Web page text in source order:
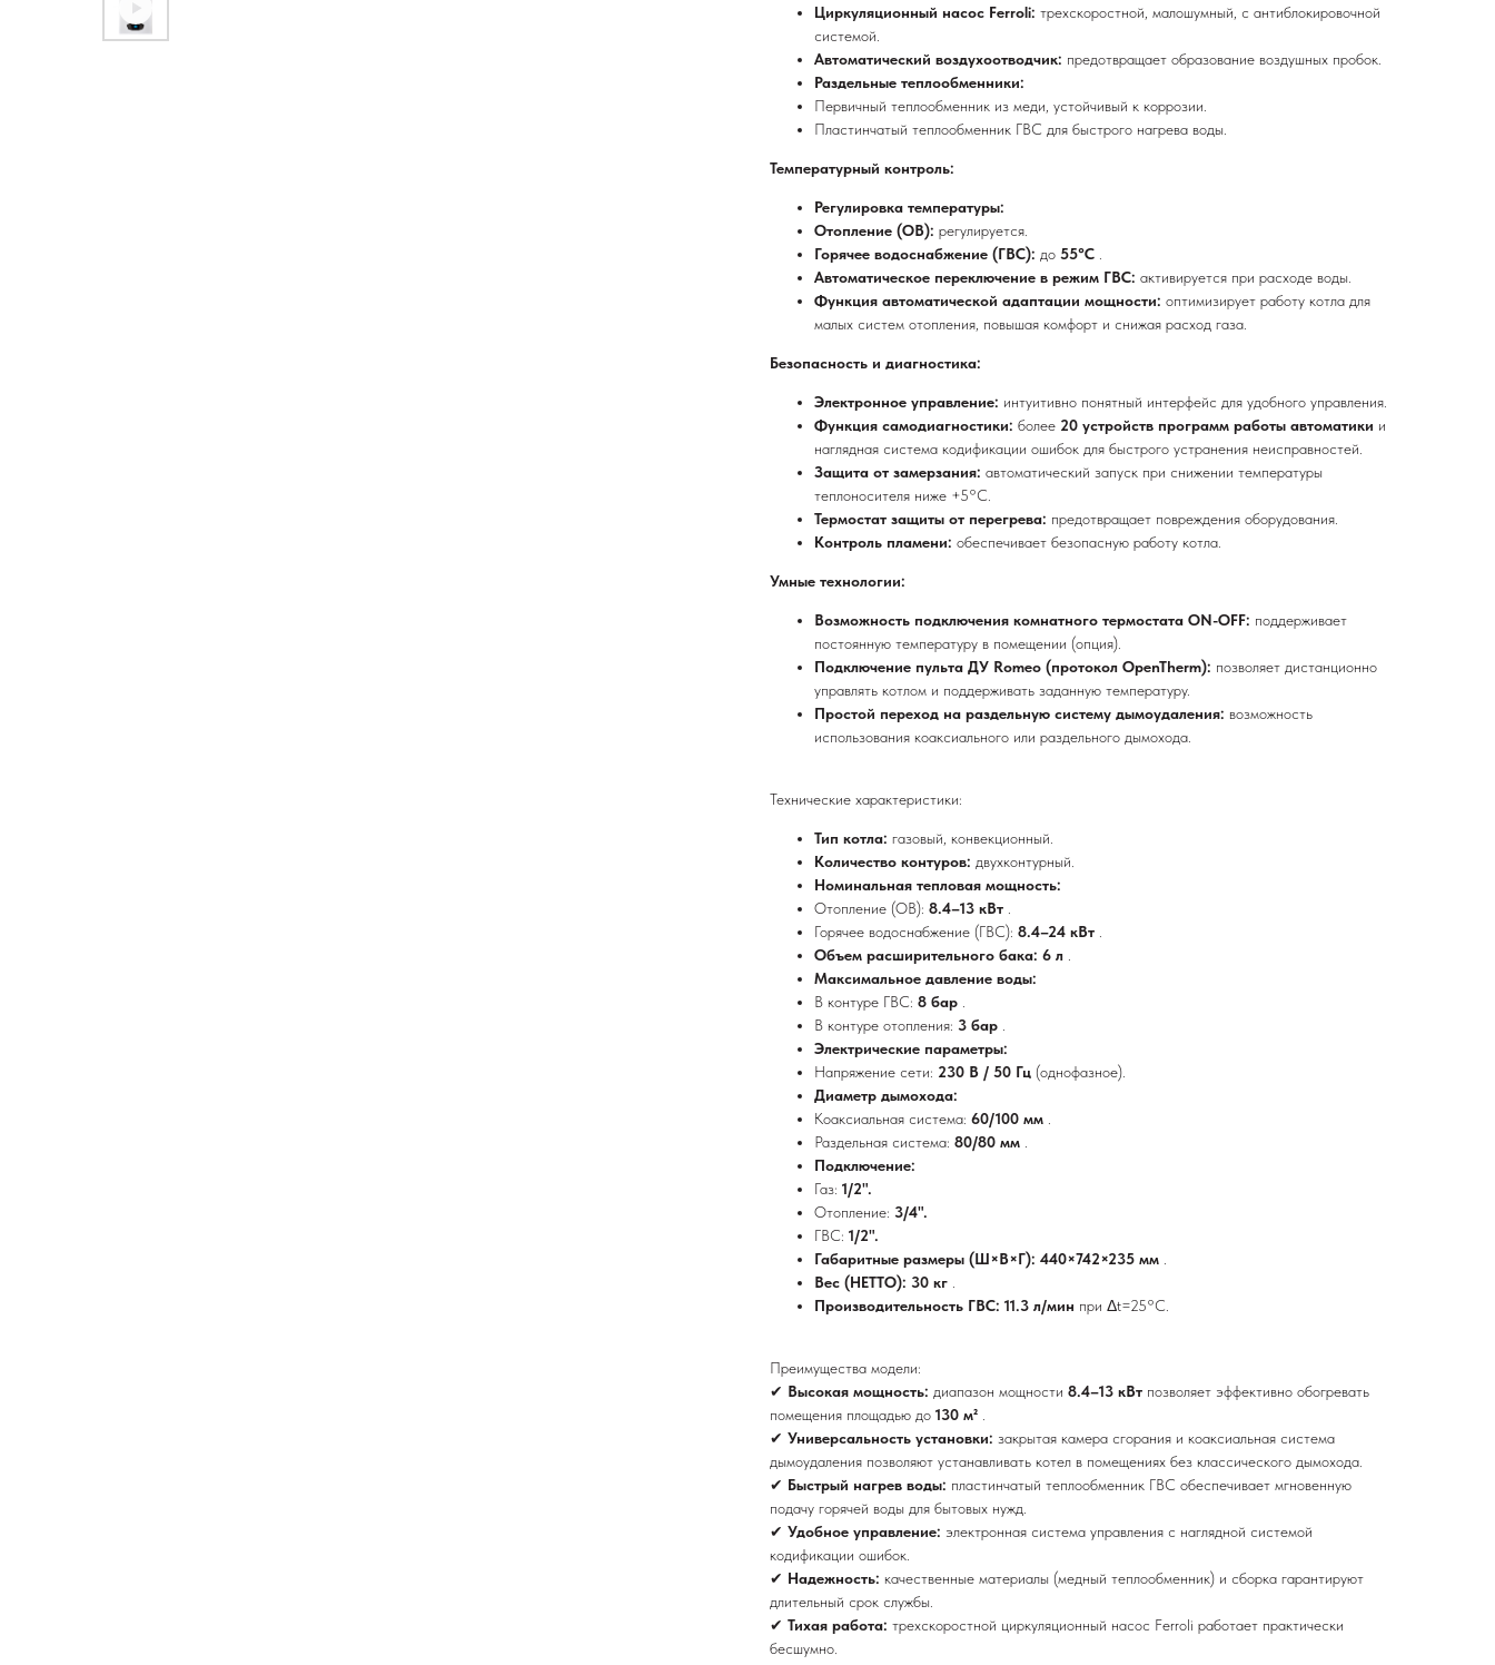
Циркуляционный насос Ferroli: трехскоростной, малошумный, с антиблокировочной
системой.
Автоматический воздухоотводчик: предотвращает образование воздушных пробок.
Раздельные теплообменники:
Первичный теплообменник из меди, устойчивый к коррозии.
Пластинчатый теплообменник ГВС для быстрого нагрева воды.
Температурный контроль:
Регулировка температуры:
Отопление (ОВ): регулируется.
Горячее водоснабжение (ГВС): до 55°C
Автоматическое переключение в режим ГВС: активируется при расходе воды.
Функция автоматической адаптации мощности: оптимизирует работу котла для
малых систем отопления, повышая комфорт и снижая расход газа.
Безопасность и диагностика:
Электронное управление: интуитивно понятный интерфейс для удобного управления.
Функция самодиагностики: более 20 устройств программ работы автоматики и
наглядная система кодификации ошибок для быстрого устранения неисправностей.
Защита от замерзания: автоматический запуск при снижении температуры
теплоносителя ниже +5°C.
Термостат защиты от перегрева: предотвращает повреждения оборудования.
Контроль пламени: обеспечивает безопасную работу котла.
Умные технологии:
Возможность подключения комнатного термостата ON-OFF: поддерживает
постоянную температуру в помещении (опция).
Подключение пульта ДУ Romeo (протокол OpenTherm): позволяет дистанционно
управлять котлом и поддерживать заданную температуру.
Простой переход на раздельную систему дымоудаления: возможность
использования коаксиального или раздельного дымохода.
Технические характеристики:
Тип котла: газовый, конвекционный.
Количество контуров: двухконтурный.
Номинальная тепловая мощность:
Отопление (ОВ): 8.4–13 кВт
Горячее водоснабжение (ГВС): 8.4–24 кВт
Объем расширительного бака: 6 л
Максимальное давление воды:
В контуре ГВС: 8 бар
В контуре отопления: 3 бар
Электрические параметры:
Напряжение сети: 230 В / 50 Гц (однофазное).
Диаметр дымохода:
Коаксиальная система: 60/100 мм
Раздельная система: 80/80 мм
Подключение:
Газ: 1/2".
Отопление: 3/4".
ГВС: 1/2".
Габаритные размеры (Ш×В×Г): 440×742×235 мм
Вес (НЕТТО): 30 кг
Производительность ГВС: 11.3 л/мин при Δt=25°C.
Преимущества модели:
✔ Высокая мощность: диапазон мощности 8.4–13 кВт позволяет эффективно обогревать
помещения площадью до 130 м²
✔ Универсальность установки: закрытая камера сгорания и коаксиальная система
дымоудаления позволяют устанавливать котел в помещениях без классического дымохода.
✔ Быстрый нагрев воды: пластинчатый теплообменник ГВС обеспечивает мгновенную
подачу горячей воды для бытовых нужд.
✔ Удобное управление: электронная система управления с наглядной системой
кодификации ошибок.
✔ Надежность: качественные материалы (медный теплообменник) и сборка гарантируют
длительный срок службы.
✔ Тихая работа: трехскоростной циркуляционный насос Ferroli работает практически
бесшумно.